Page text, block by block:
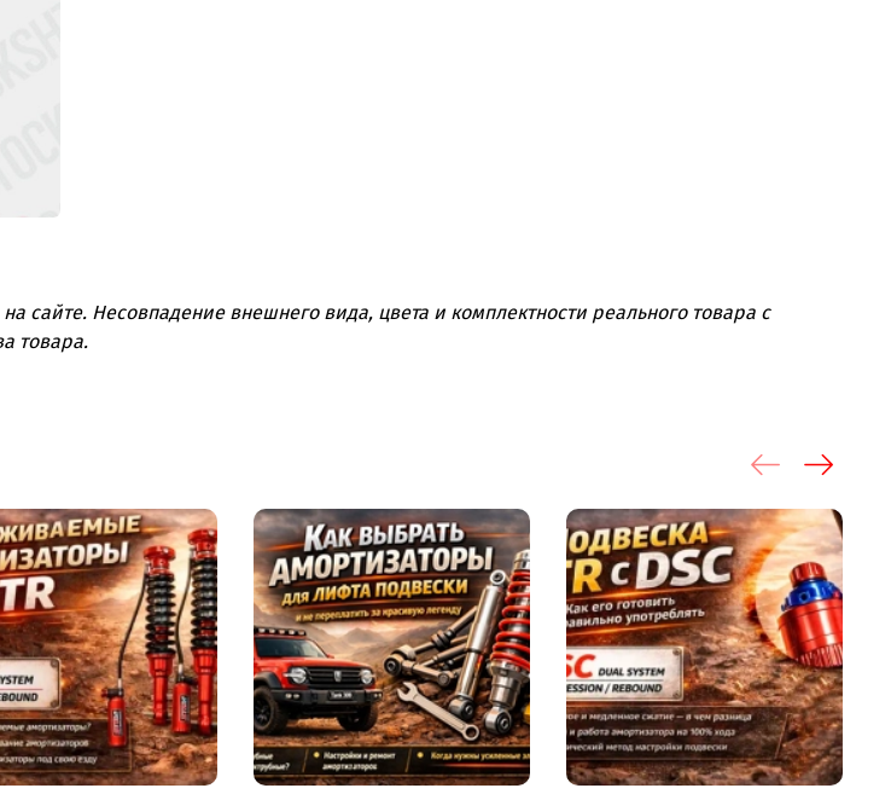
сайте. Несовпадение внешнего вида, цвета и комплектности реального товара с
товара.